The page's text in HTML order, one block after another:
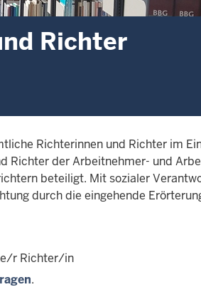
Richter
Richterinnen und Richter im
Richter der Arbeitnehmer- und
beteiligt. Mit sozialer
durch die eingehende
r Richter/in
.